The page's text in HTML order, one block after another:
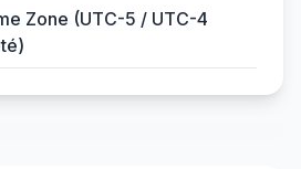
Zone (UTC-5 / UTC-4